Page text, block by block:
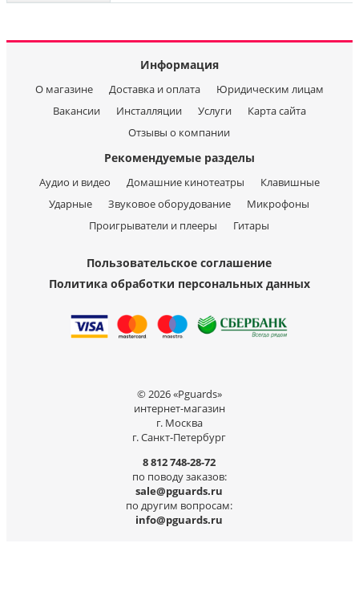
Информация
О магазине Доставка и оплата
Юридическим лицам
Вакансии
Инсталляции Услуги
Карта сайта
Отзывы о компании
Рекомендуемые разделы
Аудио и видео Домашние кинотеатры
Клавишные
Ударные
Звуковое оборудование
Микрофоны
Проигрыватели и плееры
Гитары
Пользовательское соглашение
Политика обработки персональных данных
© 2026 «Pguards»
интернет-магазин
г. Москва
г. Санкт-Петербург
8 812 748-28-72
по поводу заказов:
sale@pguards.ru
по другим вопросам:
info@pguards.ru